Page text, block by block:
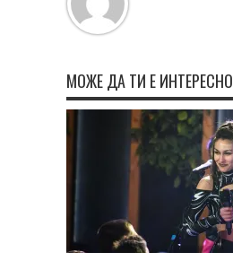
МОЖЕ ДА ТИ Е ИНТЕРЕСНО